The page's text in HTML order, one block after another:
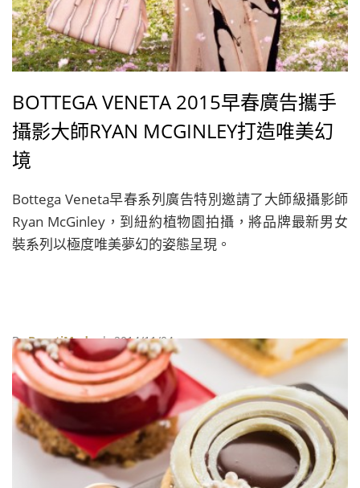
BOTTEGA VENETA 2015早春廣告攜手
攝影大師RYAN MCGINLEY打造唯美幻
境
Bottega Veneta早春系列廣告特別邀請了大師級攝影師
Ryan McGinley，到紐約植物園拍攝，將品牌最新男女
裝系列以極度唯美夢幻的姿態呈現。
ByBeautiMode| 2014/11/04